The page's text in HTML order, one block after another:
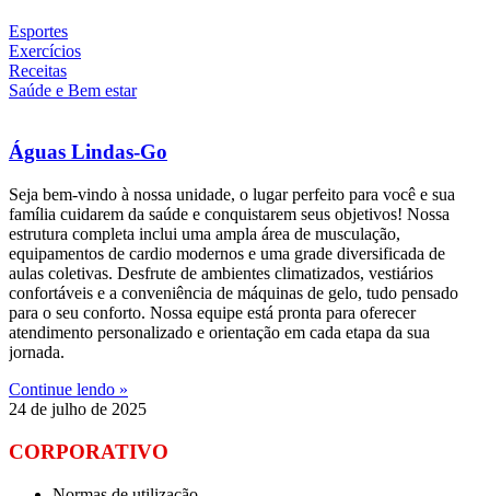
Esportes
Exercícios
Receitas
Saúde e Bem estar
Águas Lindas-Go
Seja bem-vindo à nossa unidade, o lugar perfeito para você e sua
família cuidarem da saúde e conquistarem seus objetivos! Nossa
estrutura completa inclui uma ampla área de musculação,
equipamentos de cardio modernos e uma grade diversificada de
aulas coletivas. Desfrute de ambientes climatizados, vestiários
confortáveis e a conveniência de máquinas de gelo, tudo pensado
para o seu conforto. Nossa equipe está pronta para oferecer
atendimento personalizado e orientação em cada etapa da sua
jornada.
Continue lendo »
24 de julho de 2025
CORPORATIVO